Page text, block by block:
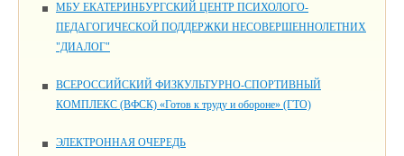
МБУ ЕКАТЕРИНБУРГСКИЙ ЦЕНТР ПСИХОЛОГО-
ПЕДАГОГИЧЕСКОЙ ПОДДЕРЖКИ НЕСОВЕРШЕННОЛЕТНИХ
"ДИАЛОГ"
ВСЕРОССИЙСКИЙ ФИЗКУЛЬТУРНО-СПОРТИВНЫЙ
КОМПЛЕКС (ВФСК) «Готов к труду и обороне» (ГТО)
ЭЛЕКТРОННАЯ ОЧЕРЕДЬ